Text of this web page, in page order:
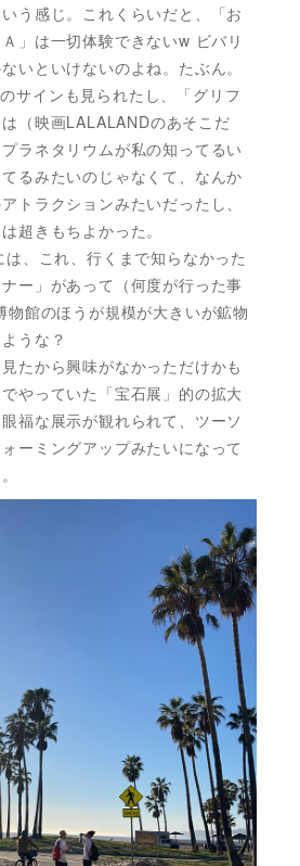
いう感じ。これくらいだと、「お
」は一切体験できないw ビバリ
いといけないのよね。たぶん。
サインも見られたし、「グリフ
（映画LALALANDのあそこだ
ラネタリウムが私の知ってるい
るみたいのじゃなくて、なんか
トラクションみたいだったし、
超きもちよかった。
、これ、行くまで知らなかった
ー」があって（何度が行った事
物館のほうが規模が大きいが鉱物
うな？
たから興味がなかっただけかも
やっていた「宝石展」的の拡大
福な展示が観れられて、ツーソ
ーミングアップみたいになって